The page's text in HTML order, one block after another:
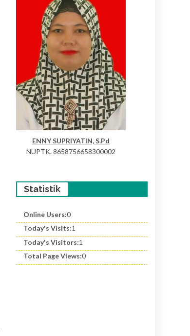
ENNY SUPRIYATIN, S.Pd
NUPTK. 8658756658300002
Statistik
Online Users:0
Today's Visits:1
Today's Visitors:1
Total Page Views:0